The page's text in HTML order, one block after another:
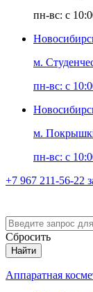
пн-вс: с
м.
пн-вс: с
м.
пн-вс: с
+7 967 211-56-22
Сбросить
Найти
Аппаратная